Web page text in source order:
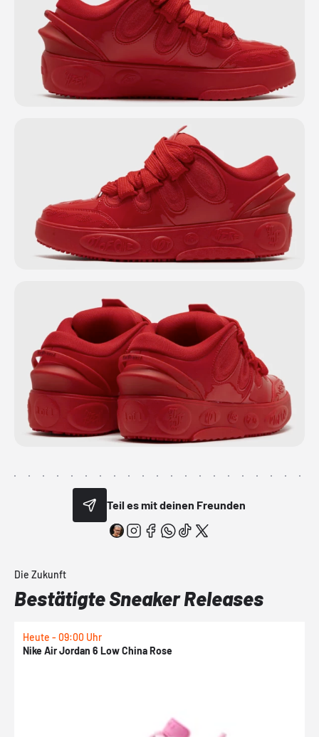
Teil es mit deinen Freunden
Die Zukunft
Bestätigte Sneaker Releases
Heute - 09:00 Uhr
Nike Air Jordan 6 Low China Rose